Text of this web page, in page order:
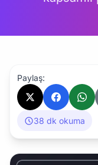
Paylaş:
38 dk okuma